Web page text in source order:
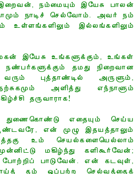
நம்மையும் இயேசு பாலன்
நாடிச் செல்வோம். அவர் நம்
இல்லங்களிலும்
இயேசு உங்களுக்கும், உங்கள்
நண்பர்களுக்கும் தமது நிறைவான
புத்தாண்டில் அருளும்,
அளித்து எந்நாளும்
தருவாராக!
துணைகொண்டு எதையும் செய்ய
என் முழு இதயத்தாலும்
உம் செயல்களையெல்லாம்
மகிழ்ந்து களிகூர்வேன்;
பாடுவேன். என் கடவுள்,
தம் ஒப்பற்ற செல்வத்தைக்